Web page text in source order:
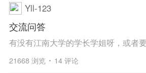
Yll-123
交流问答
21668 浏览 14 评论